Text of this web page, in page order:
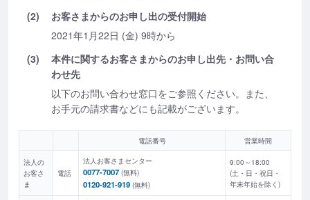
(2)
お客さまからのお申し出の受付開始
2021年1月22日 (金) 9時から
(3)
本件に関するお客さまからのお申し出先・お問い合
わせ先
以下のお問い合わせ窓口をご参照ください。また、
お手元の請求書などにも記載がございます。
電話番号 営業時間
法人の
お客さ
ま
電話
法人お客さまセンター
0077-7007 (無料)
0120-921-919 (無料)
9:00～18:00
(土・日・祝日・
年末年始を除く)